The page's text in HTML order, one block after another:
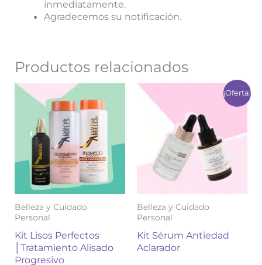
inmediatamente.
Agradecemos su notificación.
Productos relacionados
Belleza y Cuidado
Personal
Kit Lisos Perfectos
│Tratamiento Alisado
Progresivo
¡Oferta!
Belleza y Cuidado
Personal
Kit Sérum Antiedad
Aclarador
original
era:
$ 178.000.
El
precio
$